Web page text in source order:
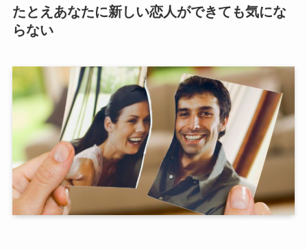
たとえあなたに新しい恋人ができても気にな
らない